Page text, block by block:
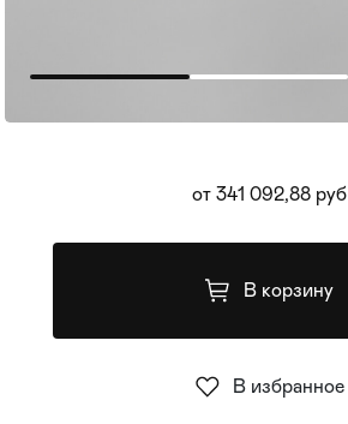
Стулья >
от 341 092,88 руб
В корзину
В избранное